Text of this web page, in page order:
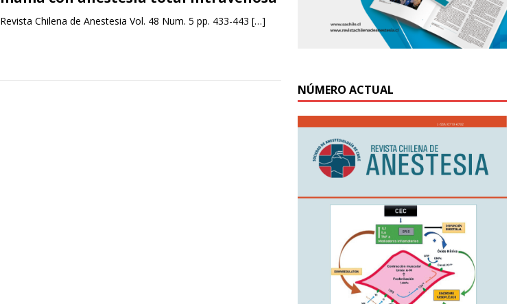
Revista Chilena de Anestesia Vol. 48 Num. 5 pp. 433-443 […]
NÚMERO ACTUAL